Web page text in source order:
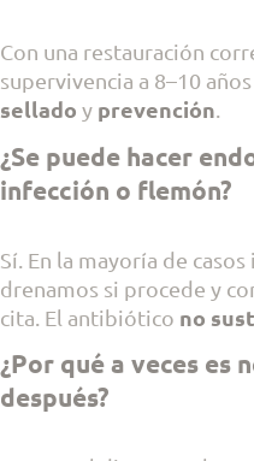
Con una restauración
supervivencia a 8–10 años
sellado y prevención.
¿Se puede hacer
infección o flemón?
Sí. En la mayoría de
drenamos si procede y
cita. El antibiótico no
¿Por qué a veces es
después?